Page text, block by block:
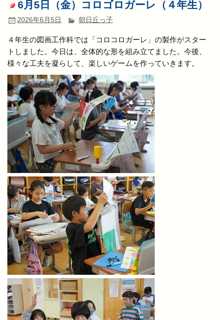
6月5日（金）コロゴロガーレ（４年生）
2026年6月5日 朝日丘っ子
４年生の図画工作科では「コロコロガーレ」の製作がスター
トしました。今日は、全体的な形を組み立てました。今後、
様々な工夫を凝らして、楽しいゲームを作っていきます。